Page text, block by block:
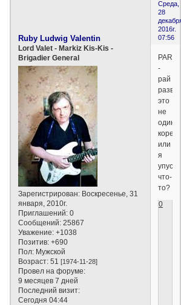
Среда,
28
2016г.
07:56
Ruby Ludwig Valentin
Lord Valet - Markiz Kis-Kis -
Brigadier General
Зарегистрирован: Воскресенье, 31
января, 2010г.
Приглашений: 0
Сообщений: 25867
Уважение: +1038
Позитив: +690
Пол: Мужской
Возраст: 51[1974-11-28]
Провел на форуме:
9 месяцев 7 дней
Последний визит:
Сегодня 04:44
-
рай
разве
это
не
один
или
я
что-
то?
0